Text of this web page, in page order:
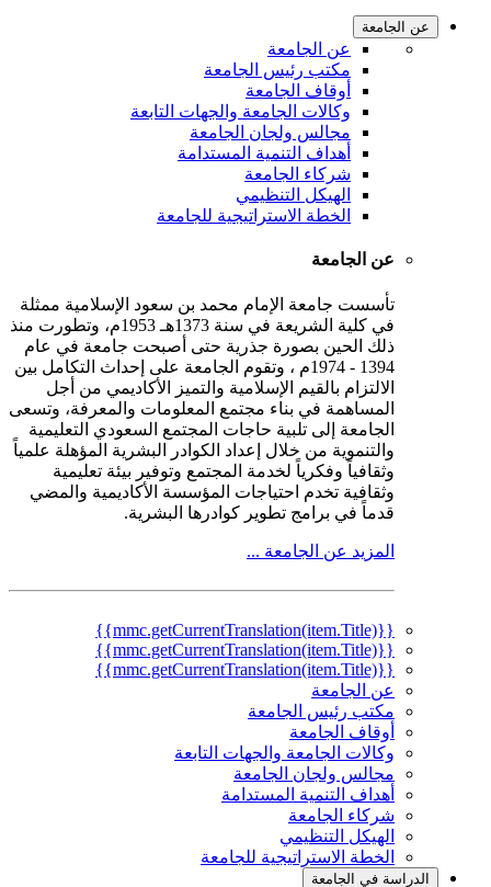
عن الجامعة
عن الجامعة
مكتب رئيس الجامعة
أوقاف الجامعة
وكالات الجامعة والجهات التابعة
مجالس ولجان الجامعة
أهداف التنمية المستدامة
شركاء الجامعة
الهيكل التنظيمي
الخطة الاستراتيجية للجامعة
عن الجامعة
تأسست جامعة الإمام محمد بن سعود الإسلامية ممثلة
في كلية الشريعة في سنة 1373هـ 1953م، وتطورت منذ
ذلك الحين بصورة جذرية حتى أصبحت جامعة في عام
1394 - 1974م ، وتقوم الجامعة على إحداث التكامل بين
الالتزام بالقيم الإسلامية والتميز الأكاديمي من أجل
المساهمة في بناء مجتمع المعلومات والمعرفة، وتسعى
الجامعة إلى تلبية حاجات المجتمع السعودي التعليمية
والتنموية من خلال إعداد الكوادر البشرية المؤهلة علمياً
وثقافياً وفكرياً لخدمة المجتمع وتوفير بيئة تعليمية
وثقافية تخدم احتياجات المؤسسة الأكاديمية والمضي
قدماً في برامج تطوير كوادرها البشرية.
المزيد عن الجامعة ...
{{mmc.getCurrentTranslation(item.Title)}}
{{mmc.getCurrentTranslation(item.Title)}}
{{mmc.getCurrentTranslation(item.Title)}}
عن الجامعة
مكتب رئيس الجامعة
أوقاف الجامعة
وكالات الجامعة والجهات التابعة
مجالس ولجان الجامعة
أهداف التنمية المستدامة
شركاء الجامعة
الهيكل التنظيمي
الخطة الاستراتيجية للجامعة
الدراسة في الجامعة